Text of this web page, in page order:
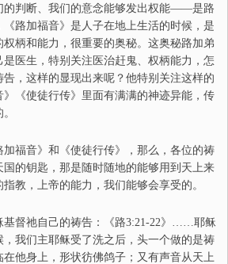
的判断、我们的意念能够发出权能——是路
路加福音》是人子在地上生活的时候，是
柄和能力，很重要的奥秘。这奥秘路加弟
是医生，特别关注医治赶鬼、权柄能力，怎
，这样的显现出来呢？他特别关注这样的
《使徒行传》里面有满满的神迹异能，传
福音》和《使徒行传》，那么，各位的祷
的钥匙，那是随时随地的能够用到天上来
教，上帝的能力，我们能够会享受的。
督祂自己的祷告： 《路3:21-22》……耶稣
我们主耶稣受了洗之后，头一个做的是祷
在他身上，形状彷佛鸽子；又有声音从天上